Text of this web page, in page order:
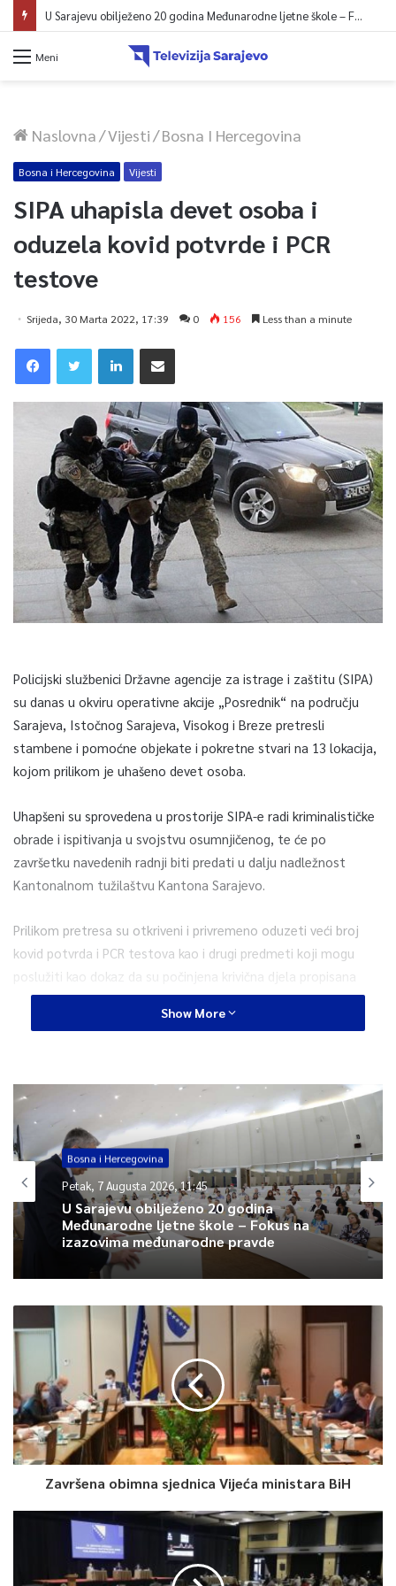
U Sarajevu obilježeno 20 godina Međunarodne ljetne škole – Fokus na izazovima međunarodne pravde
Meni
Naslovna/Vijesti/Bosna I Hercegovina
Bosna i Hercegovina Vijesti
SIPA uhapisla devet osoba i
oduzela kovid potvrde i PCR
testove
Srijeda, 30 Marta 2022, 17:39 0 156 Less than a minute
Policijski službenici Državne agencije za istrage i zaštitu (SIPA)
su danas u okviru operativne akcije „Posrednik“ na području
Sarajeva, Istočnog Sarajeva, Visokog i Breze pretresli
stambene i pomoćne objekate i pokretne stvari na 13 lokacija,
kojom prilikom je uhašeno devet osoba.
Uhapšeni su sprovedena u prostorije SIPA-e radi kriminalističke
obrade i ispitivanja u svojstvu osumnjičenog, te će po
završetku navedenih radnji biti predati u dalju nadležnost
Kantonalnom tužilaštvu Kantona Sarajevo.
Prilikom pretresa su otkriveni i privremeno oduzeti veći broj
kovid potvrda i PCR testova kao i drugi predmeti koji mogu
poslužiti kao dokaz da su počinjena krivična djela propisana
Krivičnim zakonom Federacije Bosne i Hercegovine, saopćeno
0
Article Rating
Show More
Bosna i Hercegovina
Petak, 7 Augusta 2026, 11:45
U Sarajevu obilježeno 20 godina
Međunarodne ljetne škole – Fokus na
izazovima međunarodne pravde
Završena obimna sjednica Vijeća ministara BiH